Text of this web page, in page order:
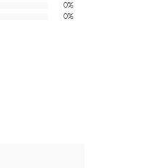
0%
0%